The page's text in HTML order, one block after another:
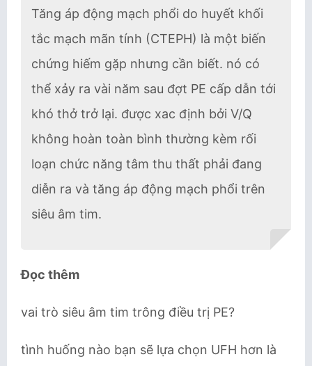
Tăng áp động mạch phổi do huyết khối
tắc mạch mãn tính (CTEPH) là một biến
chứng hiếm gặp nhưng cần biết. nó có
thể xảy ra vài năm sau đợt PE cấp dẫn tới
khó thở trở lại. được xac định bởi V/Q
không hoàn toàn bình thường kèm rối
loạn chức năng tâm thu thất phải đang
diễn ra và tăng áp động mạch phổi trên
siêu âm tim.
Đọc thêm
vai trò siêu âm tim trông điều trị PE?
tình huống nào bạn sẽ lựa chọn UFH hơn là